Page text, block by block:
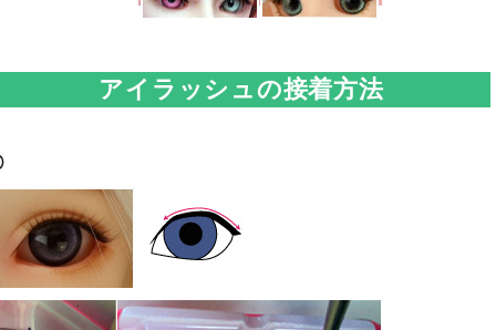
アイラッシュの接着方法